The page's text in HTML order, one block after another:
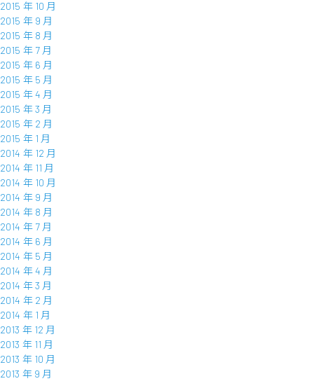
2015 年 10 月
2015 年 9 月
2015 年 8 月
2015 年 7 月
2015 年 6 月
2015 年 5 月
2015 年 4 月
2015 年 3 月
2015 年 2 月
2015 年 1 月
2014 年 12 月
2014 年 11 月
2014 年 10 月
2014 年 9 月
2014 年 8 月
2014 年 7 月
2014 年 6 月
2014 年 5 月
2014 年 4 月
2014 年 3 月
2014 年 2 月
2014 年 1 月
2013 年 12 月
2013 年 11 月
2013 年 10 月
2013 年 9 月